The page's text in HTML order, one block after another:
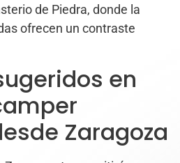
de Piedra, donde la
ofrecen un contraste
en
Zaragoza